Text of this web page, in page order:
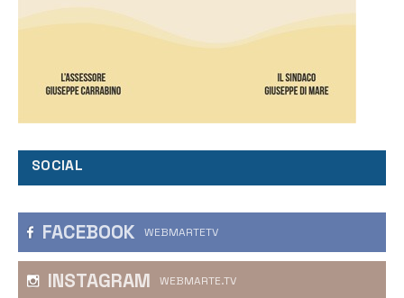
SOCIAL
FACEBOOK WEBMARTETV
INSTAGRAM WEBMARTE.TV